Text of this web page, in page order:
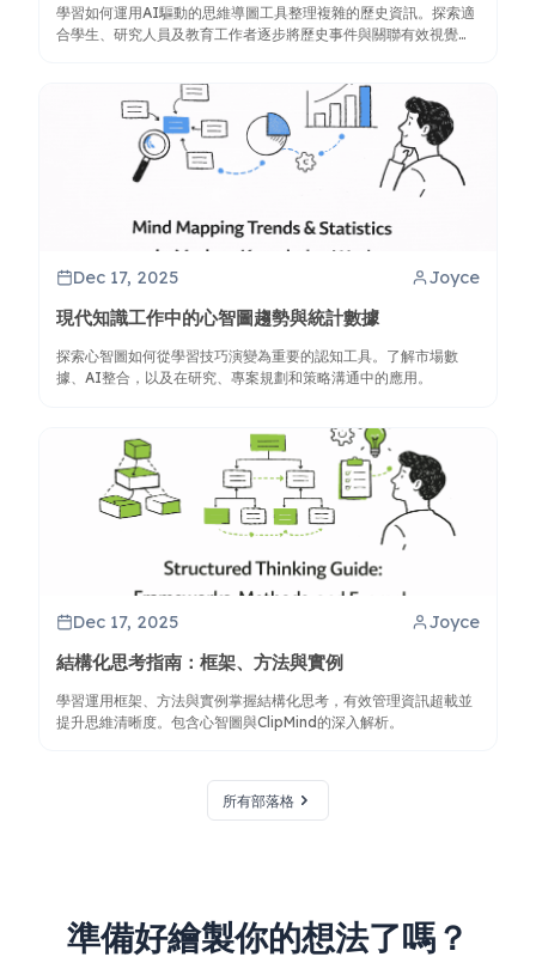
學習如何運用AI驅動的思維導圖工具整理複雜的歷史資訊。探索適
合學生、研究人員及教育工作者逐步將歷史事件與關聯有效視覺化
Dec 17, 2025 Joyce
現代知識工作中的心智圖趨勢與統計數據
探索心智圖如何從學習技巧演變為重要的認知工具。了解市場數
據、AI整合，以及在研究、專案規劃和策略溝通中的應用。
Dec 17, 2025 Joyce
結構化思考指南：框架、方法與實例
學習運用框架、方法與實例掌握結構化思考，有效管理資訊超載並
提升思維清晰度。包含心智圖與ClipMind的深入解析。
所有部落格
準備好繪製你的想法了嗎？